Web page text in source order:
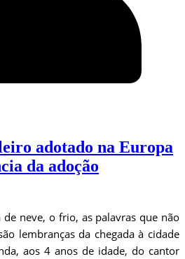
adotado na Europa
da adoção
neve, o frio, as palavras que não
lembranças da chegada à cidade
aos 4 anos de idade, do cantor